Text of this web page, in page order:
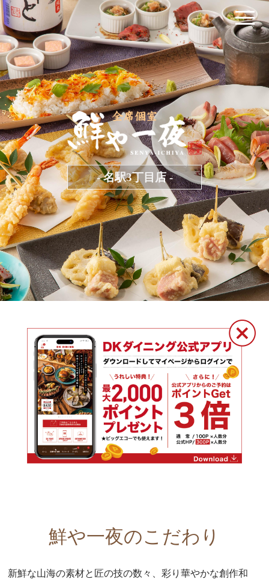
- 名駅3丁目店 -
鮮や一夜のこだわり
新鮮な山海の素材と匠の技の数々、彩り華やかな創作和